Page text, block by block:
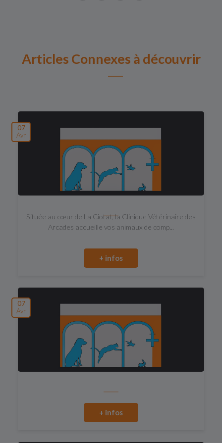
Articles Connexes à découvrir
07
Avr
Située au cœur de La Ciotat, la Clinique Vétérinaire des
Arcades accueille vos animaux de comp...
+ infos
07
Avr
+ infos